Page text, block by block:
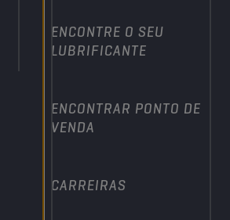
ENCONTRE O SEU
LUBRIFICANTE
ENCONTRAR PONTO DE
VENDA
CARREIRAS